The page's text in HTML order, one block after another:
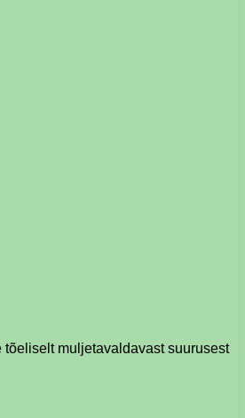
muljetavaldavast suurusest